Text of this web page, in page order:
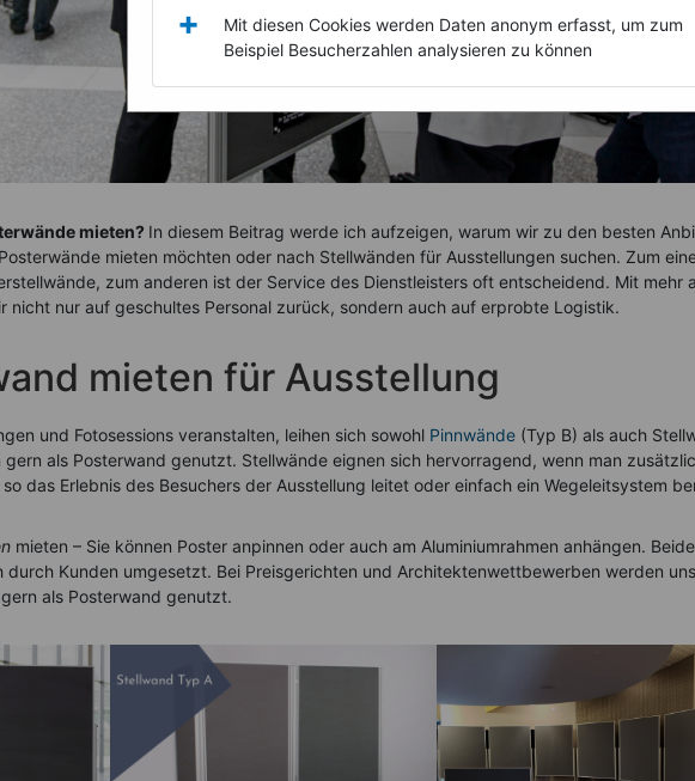
+
Mit diesen Cookies werden Daten anonym erfasst, um zum
Beispiel Besucherzahlen analysieren zu können
mieten? In diesem Beitrag werde ich aufzeigen, warum wir zu den besten
mieten möchten oder nach Stellwänden für Ausstellungen suchen. Zum
zum anderen ist der Service des Dienstleisters oft entscheidend. Mit mehr
nicht nur auf geschultes Personal zurück, sondern auch auf erprobte Logistik.
mieten für Ausstellung
und Fotosessions veranstalten, leihen sich sowohl Pinnwände (Typ B) als auch
gern als Posterwand genutzt. Stellwände eignen sich hervorragend, wenn man
das Erlebnis des Besuchers der Ausstellung leitet oder einfach ein Wegeleitsystem
mieten – Sie können Poster anpinnen oder auch am Aluminiumrahmen anhängen. Beide
durch Kunden umgesetzt. Bei Preisgerichten und Architektenwettbewerben werden
als Posterwand genutzt.